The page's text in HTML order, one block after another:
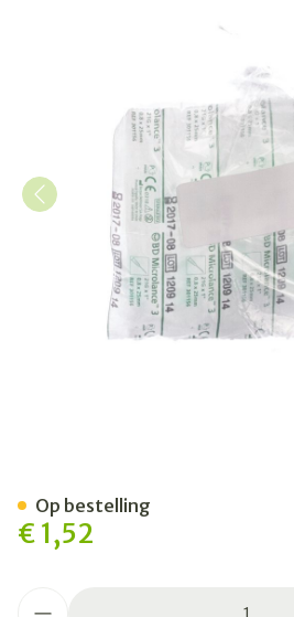
€ 1,52
Op bestelling